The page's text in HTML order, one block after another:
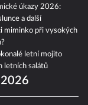
úkazy 2026:
a další
miminko při vysokých
letní mojito
letních salátů